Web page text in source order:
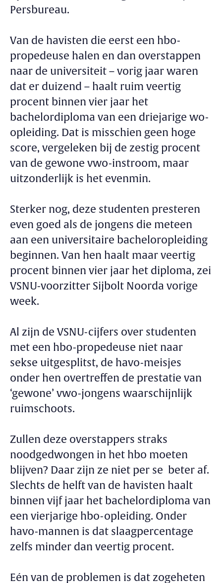
Persbureau.
Van de havisten die eerst een hbo-
propedeuse halen en dan overstappen
naar de universiteit – vorig jaar waren
dat er duizend – haalt ruim veertig
procent binnen vier jaar het
bachelordiploma van een driejarige wo-
opleiding. Dat is misschien geen hoge
score, vergeleken bij de zestig procent
van de gewone vwo-instroom, maar
uitzonderlijk is het evenmin.
Sterker nog, deze studenten presteren
even goed als de jongens die meteen
aan een universitaire bacheloropleiding
beginnen. Van hen haalt maar veertig
procent binnen vier jaar het diploma, zei
VSNU-voorzitter Sijbolt Noorda vorige
week.
Al zijn de VSNU-cijfers over studenten
met een hbo-propedeuse niet naar
sekse uitgesplitst, de havo-meisjes
onder hen overtreffen de prestatie van
‘gewone’ vwo-jongens waarschijnlijk
ruimschoots.
Zullen deze overstappers straks
noodgedwongen in het hbo moeten
blijven? Daar zijn ze niet per se beter af.
Slechts de helft van de havisten haalt
binnen vijf jaar het bachelordiploma van
een vierjarige hbo-opleiding. Onder
havo-mannen is dat slaagpercentage
zelfs minder dan veertig procent.
Eén van de problemen is dat zogeheten